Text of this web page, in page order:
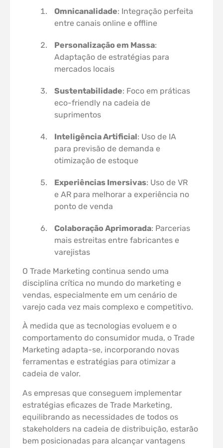
Omnicanalidade: Integração perfeita
entre canais online e offline
Personalização em Massa:
Adaptação de estratégias para
mercados locais
Sustentabilidade: Foco em práticas
eco-friendly na cadeia de
suprimentos
Inteligência Artificial: Uso de IA
para previsão de demanda e
otimização de estoque
Experiências Imersivas: Uso de VR
e AR para melhorar a experiência no
ponto de venda
Colaboração Aprimorada: Parcerias
mais estreitas entre fabricantes e
varejistas
O Trade Marketing continua sendo uma
disciplina crítica no mundo do marketing e
vendas, especialmente em um cenário de
varejo cada vez mais complexo e competitivo.
À medida que as tecnologias evoluem e o
comportamento do consumidor muda, o Trade
Marketing adapta-se, incorporando novas
ferramentas e estratégias para otimizar a
cadeia de valor.
As empresas que conseguem implementar
estratégias eficazes de Trade Marketing,
equilibrando as necessidades de todos os
stakeholders na cadeia de distribuição, estarão
bem posicionadas para alcançar vantagens